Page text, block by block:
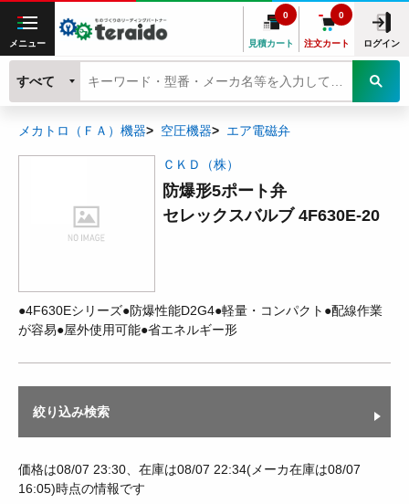
メニュー 見積カート
0
注文カート
0
ログイン
すべて
メカトロ（ＦＡ）機器 空圧機器 エア電磁弁
ＣＫＤ（株）
防爆形5ポート弁
セレックスバルブ 4F630E-20
●4F630Eシリーズ●防爆性能D2G4●軽量・コンパクト●配線作業
が容易●屋外使用可能●省エネルギー形
絞り込み検索
価格は08/07 23:30、在庫は08/07 22:34(メーカ在庫は08/07
16:05)時点の情報です